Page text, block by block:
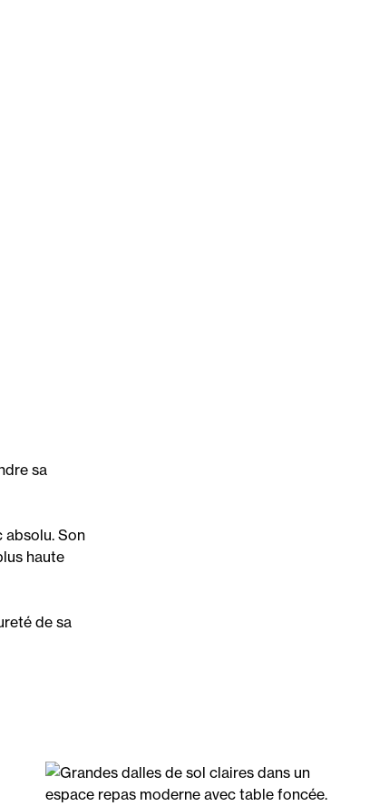
sa
absolu. Son
haute
de sa